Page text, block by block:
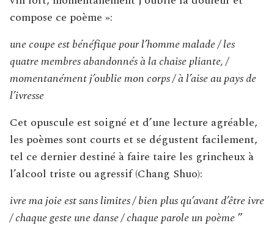
compose ce poème »:
une coupe est bénéfique pour l’homme malade / les
quatre membres abandonnés à la chaise pliante, /
momentanément j’oublie mon corps / à l’aise au pays de
l’ivresse
Cet opuscule est soigné et d’une lecture agréable,
les poèmes sont courts et se dégustent facilement,
tel ce dernier destiné à faire taire les grincheux à
l’alcool triste ou agressif (Chang Shuo):
ivre ma joie est sans limites / bien plus qu’avant d’être ivre
/ chaque geste une danse / chaque parole un poème”